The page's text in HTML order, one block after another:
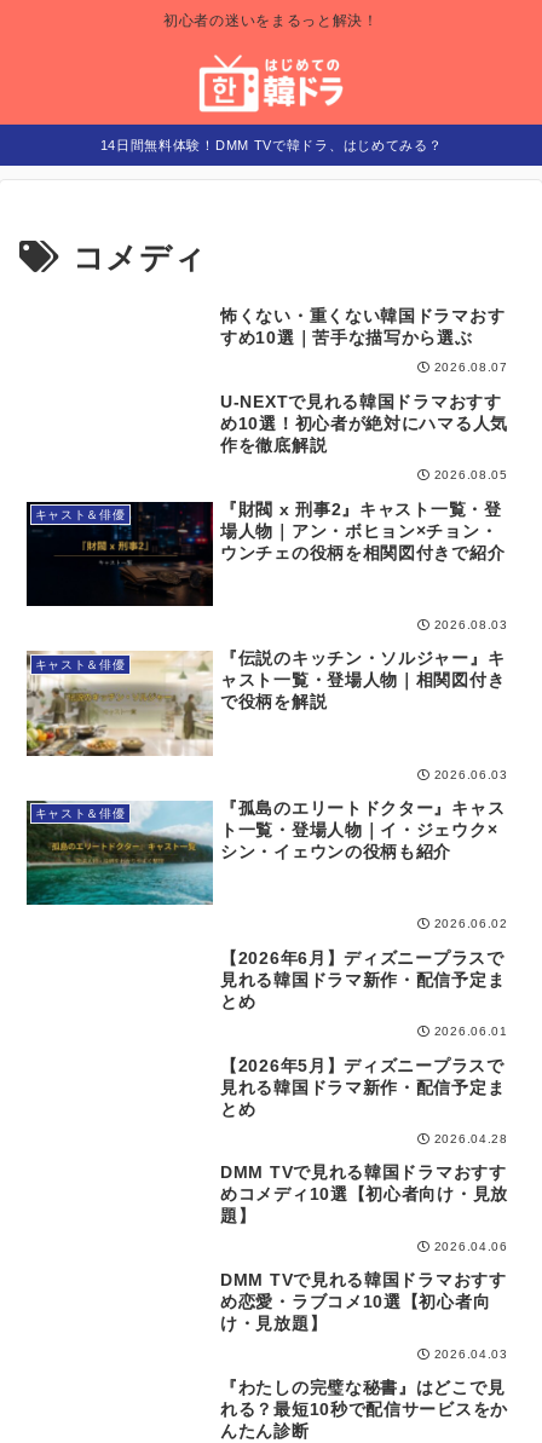
初心者の迷いをまるっと解決！
14日間無料体験！DMM TVで韓ドラ、はじめてみる？
コメディ
怖くない・重くない韓国ドラマおす
すめ10選｜苦手な描写から選ぶ
2026.08.07
U-NEXTで見れる韓国ドラマおすす
め10選！初心者が絶対にハマる人気
作を徹底解説
2026.08.05
キャスト＆俳優
『財閥 x 刑事2』キャスト一覧・登
場人物｜アン・ボヒョン×チョン・
ウンチェの役柄を相関図付きで紹介
2026.08.03
キャスト＆俳優
『伝説のキッチン・ソルジャー』キ
ャスト一覧・登場人物｜相関図付き
で役柄を解説
2026.06.03
キャスト＆俳優
『孤島のエリートドクター』キャス
ト一覧・登場人物｜イ・ジェウク×
シン・イェウンの役柄も紹介
2026.06.02
【2026年6月】ディズニープラスで
見れる韓国ドラマ新作・配信予定ま
とめ
2026.06.01
【2026年5月】ディズニープラスで
見れる韓国ドラマ新作・配信予定ま
とめ
2026.04.28
DMM TVで見れる韓国ドラマおすす
めコメディ10選【初心者向け・見放
題】
2026.04.06
DMM TVで見れる韓国ドラマおすす
め恋愛・ラブコメ10選【初心者向
け・見放題】
2026.04.03
『わたしの完璧な秘書』はどこで見
れる？最短10秒で配信サービスをか
んたん診断